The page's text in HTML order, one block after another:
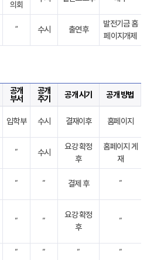
의회
“ 수시 출연후
발전기금 홈
페이지개제
공개
부서
공개
주기 공개 시기 공개 방법
입학부 수시 결재이후 홈페이지
” 수시
요강 확정
후
홈페이지 게
재
” ” 결제 후 ”
” ”
요강 확정
후
”
” ” ” ”